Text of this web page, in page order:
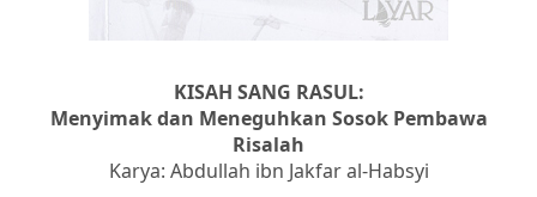
KISAH SANG RASUL:
Menyimak dan Meneguhkan Sosok Pembawa
Risalah
Karya: Abdullah ibn Jakfar al-Habsyi